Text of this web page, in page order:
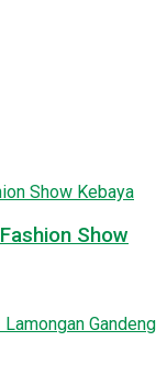
Show